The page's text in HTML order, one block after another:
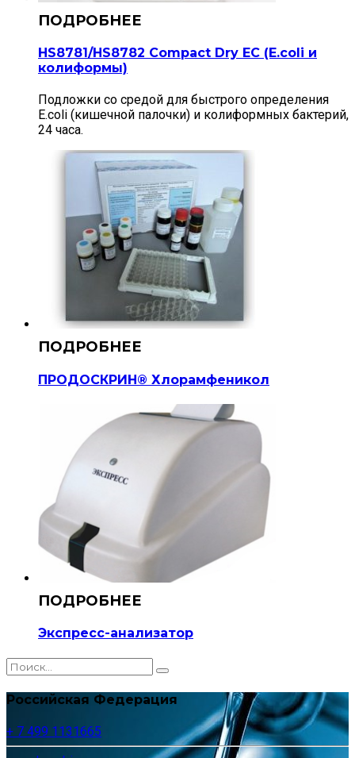
HS8781/HS8782 Compact Dry EС (E.coli и
колиформы)
Подложки со средой для быстрого определения
E.coli (кишечной палочки) и колиформных бактерий,
24 часа.
ПРОДОСКРИН® Хлорамфеникол
Экспресс-анализатор
Российская Федерация
+ 7 499 1131665